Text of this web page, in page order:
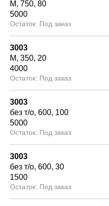
М 750 80
5000
Под заказ
3003
М 350 20
4000
Под заказ
3003
без т/о 600 100
5000
Под заказ
3003
без т/о 600 30
1500
Под заказ